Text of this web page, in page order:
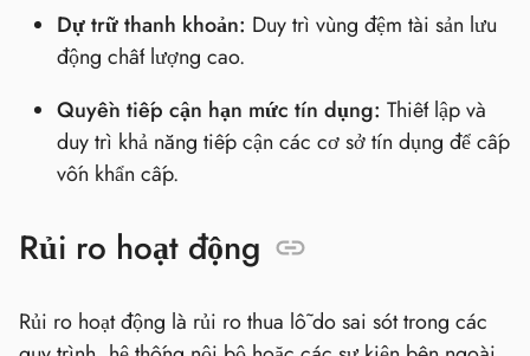
Dự trữ thanh khoản: Duy trì vùng đệm tài sản lưu
động chất lượng cao.
Quyền tiếp cận hạn mức tín dụng: Thiết lập và
duy trì khả năng tiếp cận các cơ sở tín dụng để cấp
vốn khẩn cấp.
Rủi ro hoạt động
Rủi ro hoạt động là rủi ro thua lỗ do sai sót trong các